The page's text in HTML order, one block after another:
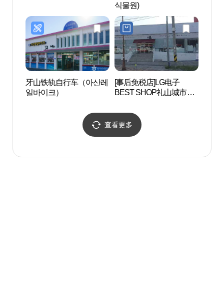
식물원)
牙山铁轨自行车（아산레
일바이크）
[事后免税店]LG电子
BEST SHOP礼山城市店
티점)
查看更多